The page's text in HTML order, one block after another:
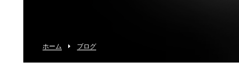
ホーム ブログ